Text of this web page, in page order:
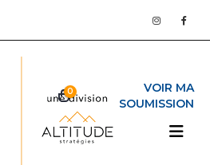
0